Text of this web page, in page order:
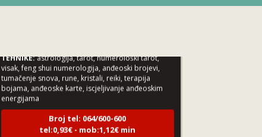
ELA/ Kod 151
visak, feng shui numerologija, anđeoski brojevi,
tumačenje snova, rune, kristali, reiki, terapija
bojama, anđeoske karte, iscjeljivanje anđeoskim
energijama
Broj tel: 064/600-600
tel:0,93€ - mob:1,12€ min